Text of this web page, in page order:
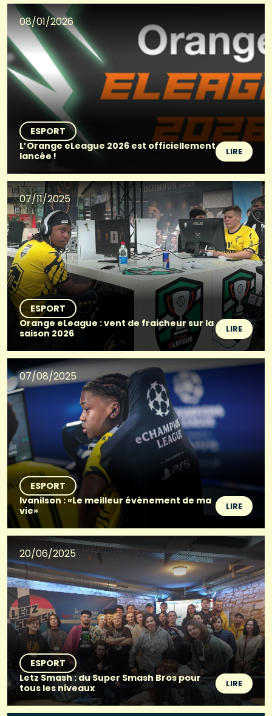
08/01/2026
ESPORT
L’Orange eLeague 2026 est officiellement
lancée !
LIRE
07/11/2025
ESPORT
Orange eLeague : vent de fraicheur sur la
saison 2026
LIRE
07/08/2025
ESPORT
Ivanilson : «Le meilleur événement de ma
vie»
LIRE
20/06/2025
ESPORT
Letz Smash : du Super Smash Bros pour
tous les niveaux
LIRE